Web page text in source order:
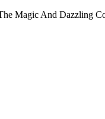
gaan
Magic And Dazzling